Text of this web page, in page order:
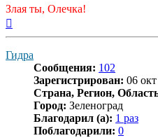
Злая ты, Олечка!
Гидра
Сообщения: 102
Зарегистрирован: 06
Страна, Регион,
Город: Зеленоград
Благодарил (а): 1 раз
Поблагодарили: 0